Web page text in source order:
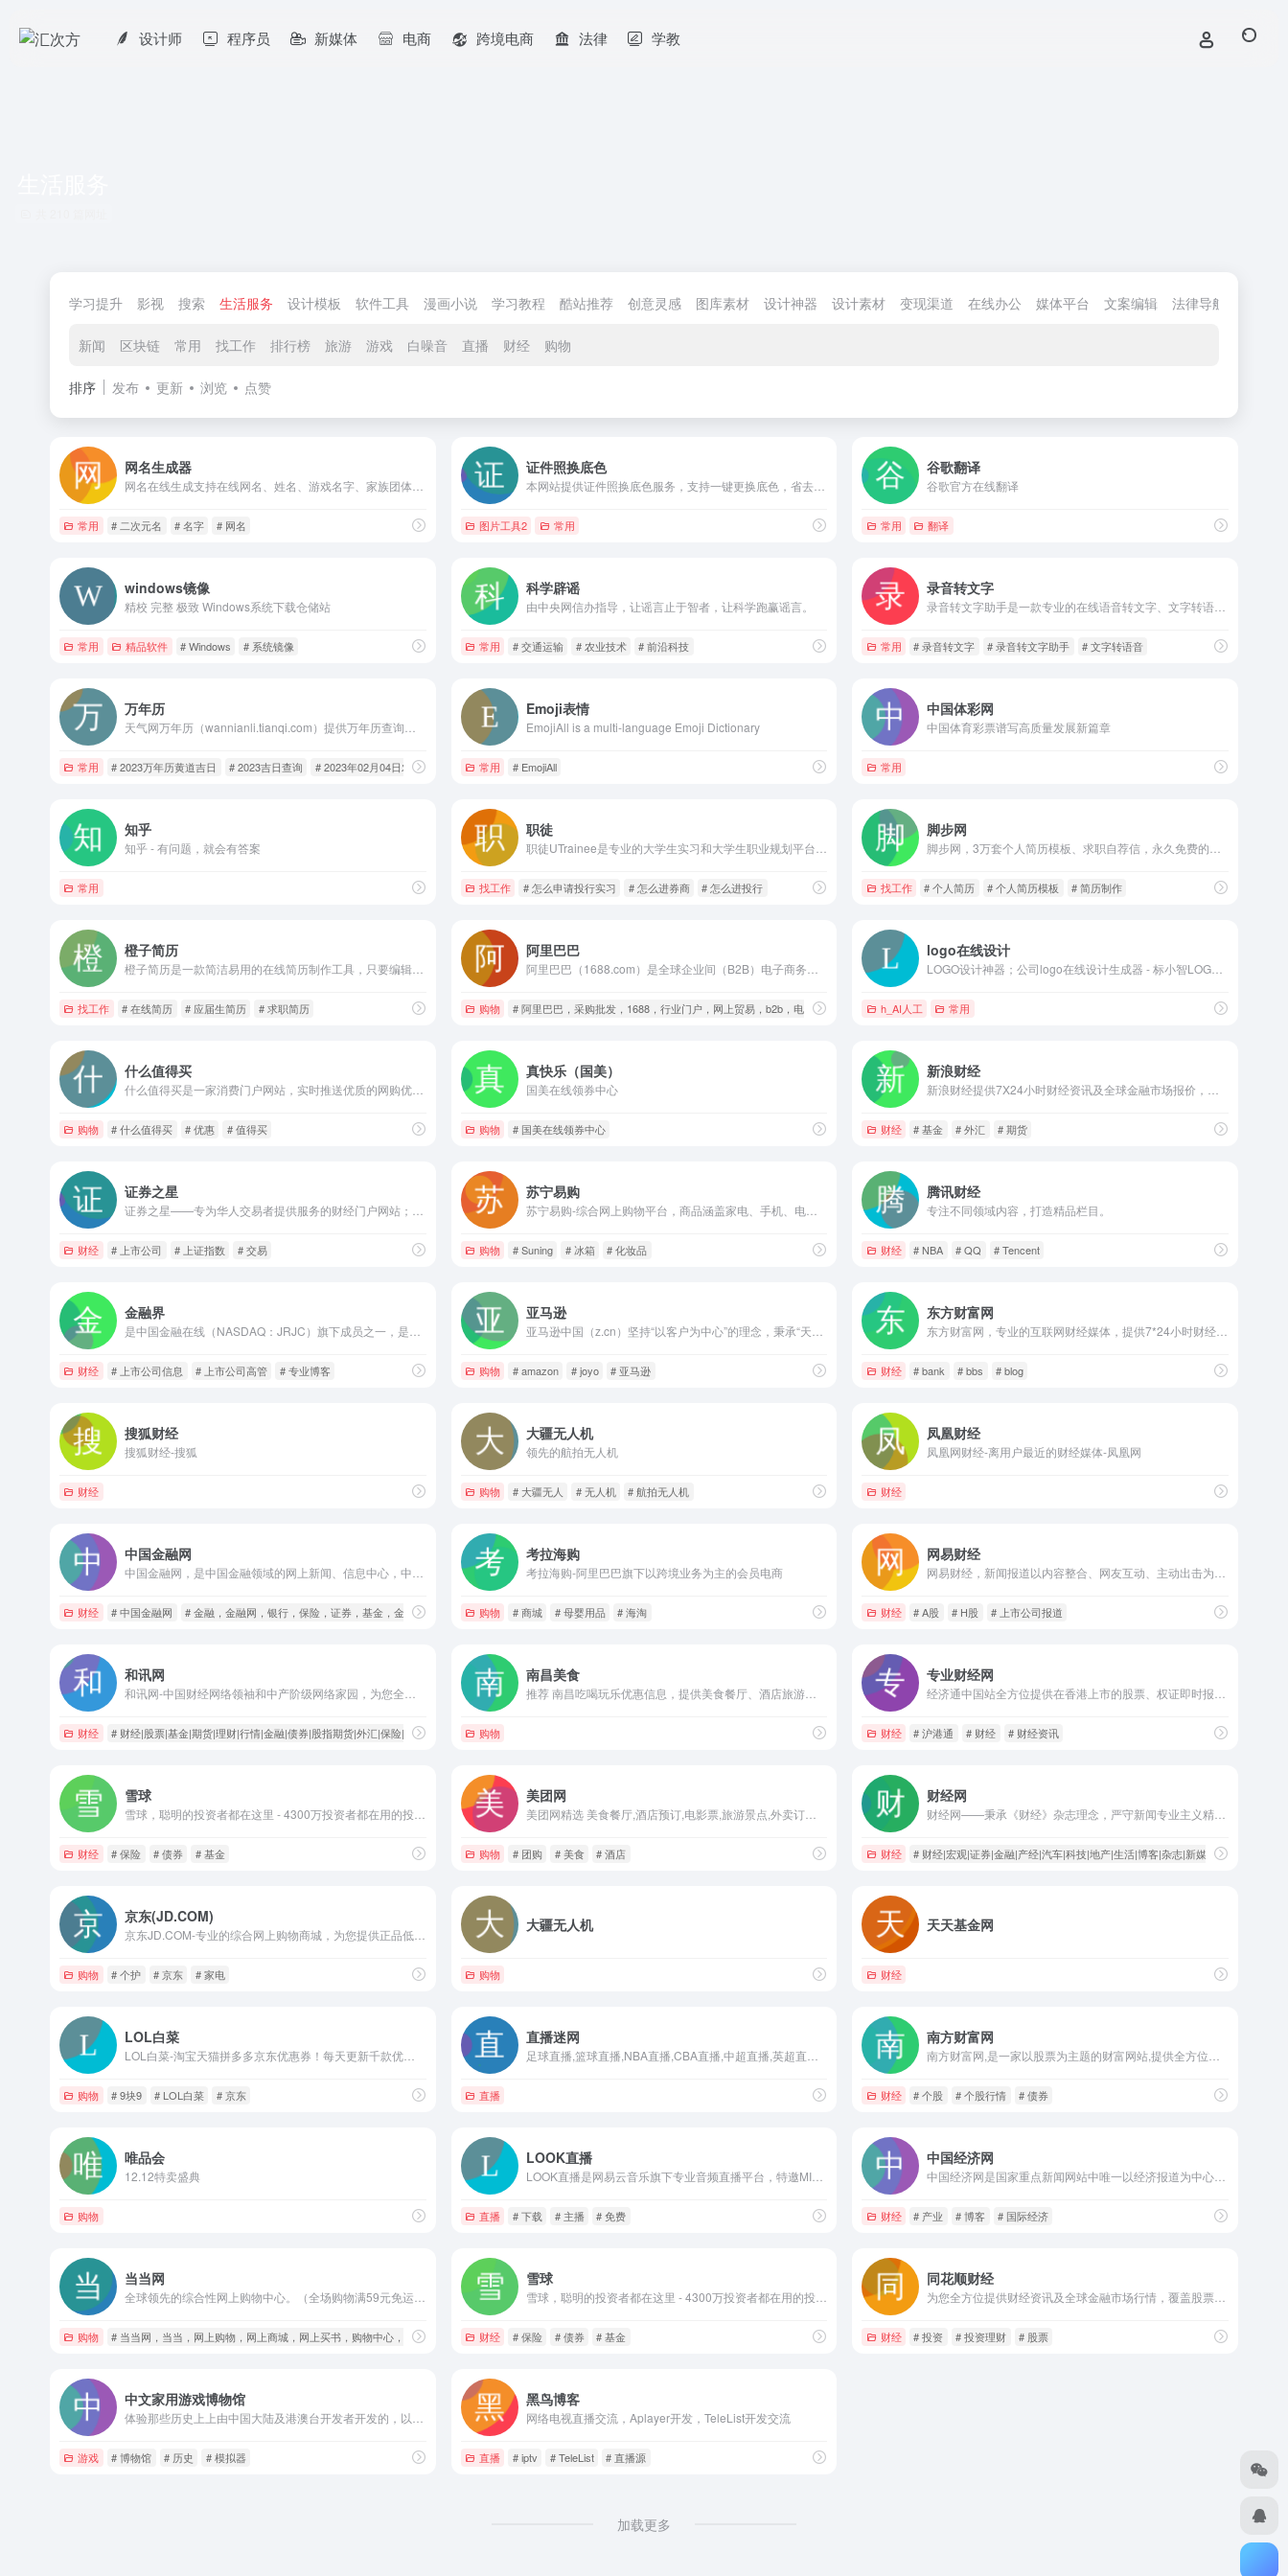
设计师 程序员 新媒体 电商 跨境电商 法律 学教
学习提升 影视 搜索 生活服务 设计模板 软件工具 漫画小说 学习教程 酷站推荐 创意灵感 图库素材 设计神器 设计素材 变现渠道 在线办公 媒体平台 文案编辑 法律导航
新闻 区块链 常用 找工作 排行榜 旅游 游戏 白噪音 直播 财经 购物
排序 发布 更新 浏览 点赞
网名生成器
常用 # 二次元名 # 名字 # 网名
证件照换底色
图片工具2 常用
谷歌翻译
谷歌官方在线翻译
常用 翻译
windows镜像
精校 完整 极致 Windows系统下载仓储站
常用 精品软件 # Windows # 系统镜像
科学辟谣
由中央网信办指导，让谣言止于智者，让科学跑赢谣言。
常用 # 交通运输 # 农业技术 # 前沿科技
录音转文字
常用 # 录音转文字 # 录音转文字助手 # 文字转语音
万年历
常用 # 2023万年历黄道吉日 # 2023吉日查询 # 2023年02月04日农历
Emoji表情
EmojiAll is a multi-language Emoji Dictionary
常用 # EmojiAll
中国体彩网
中国体育彩票谱写高质量发展新篇章
常用
知乎
知乎 - 有问题，就会有答案
常用
职徒
找工作 # 怎么申请投行实习 # 怎么进券商 # 怎么进投行
脚步网
找工作 # 个人简历 # 个人简历模板 # 简历制作
橙子简历
找工作 # 在线简历 # 应届生简历 # 求职简历
阿里巴巴
购物 # 阿里巴巴，采购批发，1688，行业门户，网上贸易，b2b，电子商务，内贸，外贸，批发，行业资讯，网上贸易，网上交易，交易市场，在线交易，买卖信息，贸
logo在线设计
h_AI人工 常用
什么值得买
购物 # 什么值得买 # 优惠 # 值得买
真快乐（国美）
国美在线领券中心
购物 # 国美在线领券中心
新浪财经
财经 # 基金 # 外汇 # 期货
证券之星
财经 # 上市公司 # 上证指数 # 交易
苏宁易购
苏宁易购-综合网上购物平台，商品涵盖家电、手机、电脑、超市、母婴、服装、百货、海外购等品类。送货更准时、价格更超值、上新货更快，正品行货、全国联保、可门店自提，全网更低价，让您放心去喜欢！
购物 # Suning # 冰箱 # 化妆品
腾讯财经
专注不同领域内容，打造精品栏目。
财经 # NBA # QQ # Tencent
金融界
财经 # 上市公司信息 # 上市公司高管 # 专业博客
亚马逊
购物 # amazon # joyo # 亚马逊
东方财富网
财经 # bank # bbs # blog
搜狐财经
搜狐财经-搜狐
财经
大疆无人机
领先的航拍无人机
购物 # 大疆无人 # 无人机 # 航拍无人机
凤凰财经
凤凰网财经-离用户最近的财经媒体-凤凰网
财经
中国金融网
财经 # 中国金融网 # 金融，金融网，银行，保险，证券，基金，金融生态，金融科技，城商行，农商银行，村镇银行
考拉海购
考拉海购-阿里巴巴旗下以跨境业务为主的会员电商
购物 # 商城 # 母婴用品 # 海淘
网易财经
财经 # A股 # H股 # 上市公司报道
和讯网
财经 # 财经|股票|基金|期货|理财|行情|金融|债券|股指期货|外汇|保险|银行|黄金|博客|股吧
南昌美食
推荐 南昌吃喝玩乐优惠信息，提供美食餐厅、酒店旅游、电影票、家居装修、美容美发、运动健身等各类生活服务，通过海量真实消费评论的聚合，帮您选到满意商家。
购物
专业财经网
财经 # 沪港通 # 财经 # 财经资讯
雪球
财经 # 保险 # 债券 # 基金
美团网
美团网精选 美食餐厅,酒店预订,电影票,旅游景点,外卖订餐,团购信息,您可查询商家评价店铺信息。生活,下载美团官方APP ,吃喝玩乐1折起。
购物 # 团购 # 美食 # 酒店
财经网
财经 # 财经|宏观|证券|金融|产经|汽车|科技|地产|生活|博客|杂志|新媒体
京东(JD.COM)
购物 # 个护 # 京东 # 家电
大疆无人机
购物
天天基金网
财经
LOL白菜
购物 # 9块9 # LOL白菜 # 京东
直播迷网
直播
南方财富网
财经 # 个股 # 个股行情 # 债券
唯品会
12.12特卖盛典
购物
LOOK直播
LOOK直播是网易云音乐旗下专业音频直播平台，特邀MIC男团队长王一浩作为“首席声音陪伴官”。来LOOK直播，与热门音乐人畅聊新专辑，更有数万名优质男声在线陪伴，每时每刻聊愈你。
直播 # 下载 # 主播 # 免费
中国经济网
财经 # 产业 # 博客 # 国际经济
当当网
购物 # 当当网，当当，网上购物，网上商城，网上买书，购物中心，在线购物，图书，影视，音像，教育音像，CD， DVD，百货，母婴，家居，家纺，厨具，化妆品，美妆，个人护理用品，数码，电脑，笔记本，u盘，手机，mp3，mp4，数码相机，摄影
雪球
财经 # 保险 # 债券 # 基金
同花顺财经
财经 # 投资 # 投资理财 # 股票
中文家用游戏博物馆
游戏 # 博物馆 # 历史 # 模拟器
黑鸟博客
网络电视直播交流，Aplayer开发，TeleList开发交流
直播 # iptv # TeleList # 直播源
加载更多